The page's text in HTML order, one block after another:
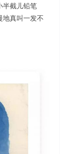
半截儿铅笔
地真叫一发不